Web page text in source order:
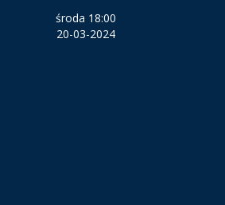
środa 18:00
20-03-2024